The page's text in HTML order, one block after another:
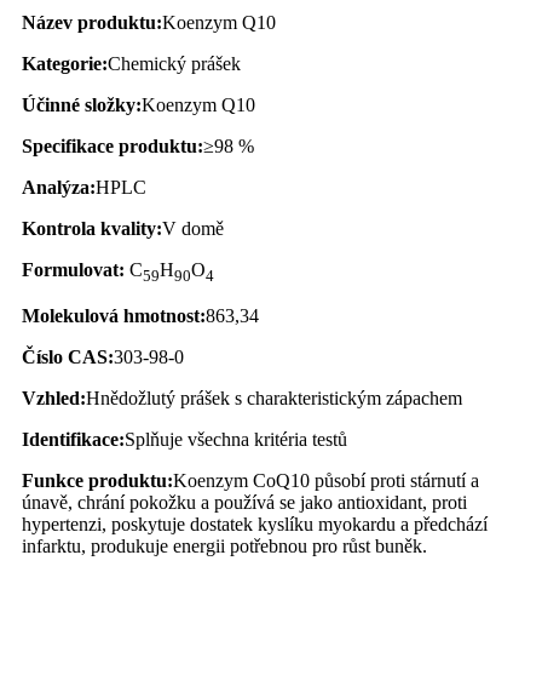
Název produktu:Koenzym Q10
Kategorie:Chemický prášek
Účinné složky:Koenzym Q10
Specifikace produktu:≥98 %
Analýza:HPLC
Kontrola kvality:V domě
Formulovat: C59H90O4
Molekulová hmotnost:863,34
Číslo CAS:303-98-0
Vzhled:Hnědožlutý prášek s charakteristickým zápachem
Identifikace:Splňuje všechna kritéria testů
Funkce produktu:Koenzym CoQ10 působí proti stárnutí a
únavě, chrání pokožku a používá se jako antioxidant, proti
hypertenzi, poskytuje dostatek kyslíku myokardu a předchází
infarktu, produkuje energii potřebnou pro růst buněk.